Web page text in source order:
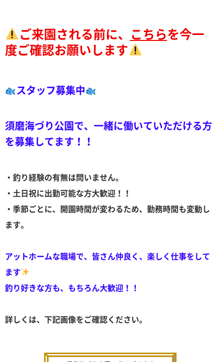
ご来園される前に、 こちらを今一
度ご確認お願いします
スタッフ募集中
須磨海づり公園で、一緒に働いていただける方
を募集してます！！
・釣り経験の有無は問いません。
・土日祝に出勤可能な方大歓迎！！
・季節ごとに、開園時間が変わるため、勤務時間も変動し
ます。
アットホームな職場で、皆さん仲良く、楽しく仕事をして
ます
釣り好きな方も、もちろん大歓迎！！
詳しくは、下記画像をご確認ください。